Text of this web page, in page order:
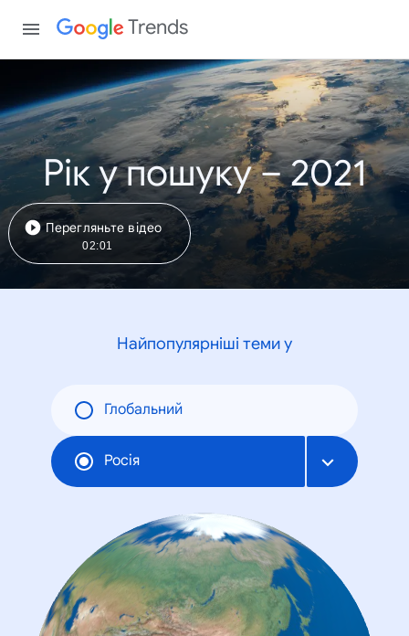
Trends
Рік у пошуку – 2021
Перегляньте відео
02:01
Найпопулярніші теми у
Глобальний
Росія